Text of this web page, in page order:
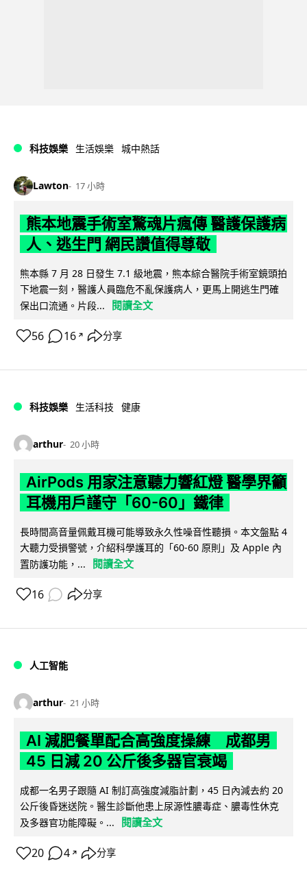
科技娛樂 生活娛樂 城中熱話
Lawton 17 小時
熊本地震手術室驚魂片瘋傳 醫護保護病
人、逃生門 網民讚值得尊敬
熊本縣 7 月 28 日發生 7.1 級地震，熊本綜合醫院手術室鏡頭拍
下地震一刻，醫護人員臨危不亂保護病人，更馬上開逃生門確
保出口流通。片段...
閱讀全文
56 16 ↗ 分享
科技娛樂 生活科技 健康
arthur 20 小時
AirPods 用家注意聽力響紅燈 醫學界籲
耳機用戶謹守「60-60」鐵律
長時間高音量佩戴耳機可能導致永久性噪音性聽損。本文盤點 4
大聽力受損警號，介紹科學護耳的「60-60 原則」及 Apple 內
置防護功能，...
閱讀全文
16 分享
人工智能
arthur 21 小時
AI 減肥餐單配合高強度操練 成都男
45 日減 20 公斤後多器官衰竭
成都一名男子跟隨 AI 制訂高強度減脂計劃，45 日內減去約 20
公斤後昏迷送院。醫生診斷他患上尿源性膿毒症、膿毒性休克
及多器官功能障礙。...
閱讀全文
20 4 ↗ 分享